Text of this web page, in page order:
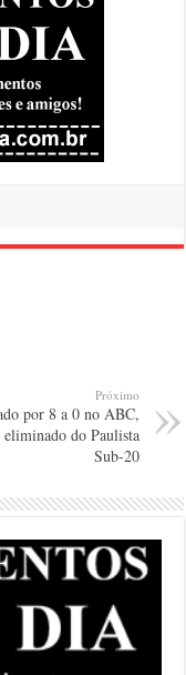
Próximo
por 8 a 0 no ABC,
eliminado do Paulista
Sub-20